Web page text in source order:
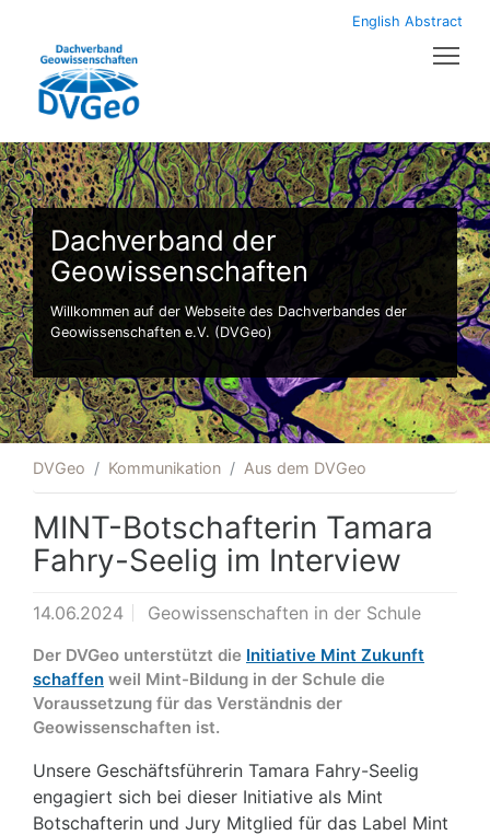
English Abstract
Dachverband der
Geowissenschaften
Willkommen auf der Webseite des Dachverbandes der
Geowissenschaften e.V. (DVGeo)
DVGeo Kommunikation Aus dem DVGeo
MINT-Botschafterin Tamara
Fahry-Seelig im Interview
14.06.2024 Geowissenschaften in der Schule
Der DVGeo unterstützt die Initiative Mint Zukunft
schaffen weil Mint-Bildung in der Schule die
Voraussetzung für das Verständnis der
Geowissenschaften ist.
Unsere Geschäftsführerin Tamara Fahry-Seelig
engagiert sich bei dieser Initiative als Mint
Botschafterin und Jury Mitglied für das Label Mint